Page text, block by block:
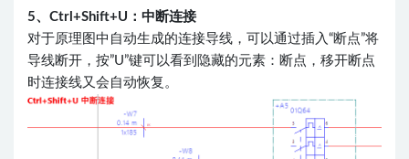
5、Ctrl+Shift+U：中断连接
对于原理图中自动生成的连接导线，可以通过插入“断点”将
导线断开，按”U”键可以看到隐藏的元素：断点，移开断点
时连接线又会自动恢复。